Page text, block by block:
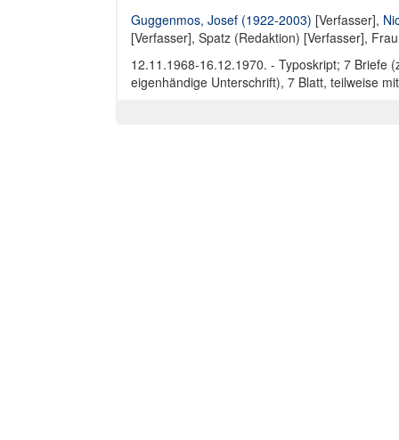
Guggenmos, Josef (1922-2003) [Verfasser],
[Verfasser], Spatz (Redaktion) [Verfasser],
12.11.1968-16.12.1970. - Typoskript; 7 Briefe
eigenhändige Unterschrift), 7 Blatt, teilweise